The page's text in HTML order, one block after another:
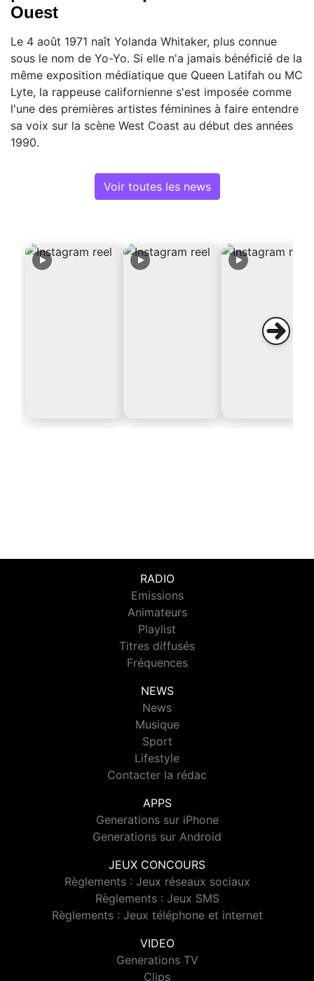
Ouest
Le 4 août 1971 naît Yolanda Whitaker, plus connue
sous le nom de Yo-Yo. Si elle n'a jamais bénéficié de la
même exposition médiatique que Queen Latifah ou MC
Lyte, la rappeuse californienne s'est imposée comme
l'une des premières artistes féminines à faire entendre
sa voix sur la scène West Coast au début des années
1990.
Voir toutes les news
RADIO
Emissions
Animateurs
Playlist
Titres diffusés
Fréquences
NEWS
News
Musique
Sport
Lifestyle
Contacter la rédac
APPS
Generations sur iPhone
Generations sur Android
JEUX CONCOURS
Règlements : Jeux réseaux sociaux
Règlements : Jeux SMS
Règlements : Jeux téléphone et internet
VIDEO
Generations TV
Clips